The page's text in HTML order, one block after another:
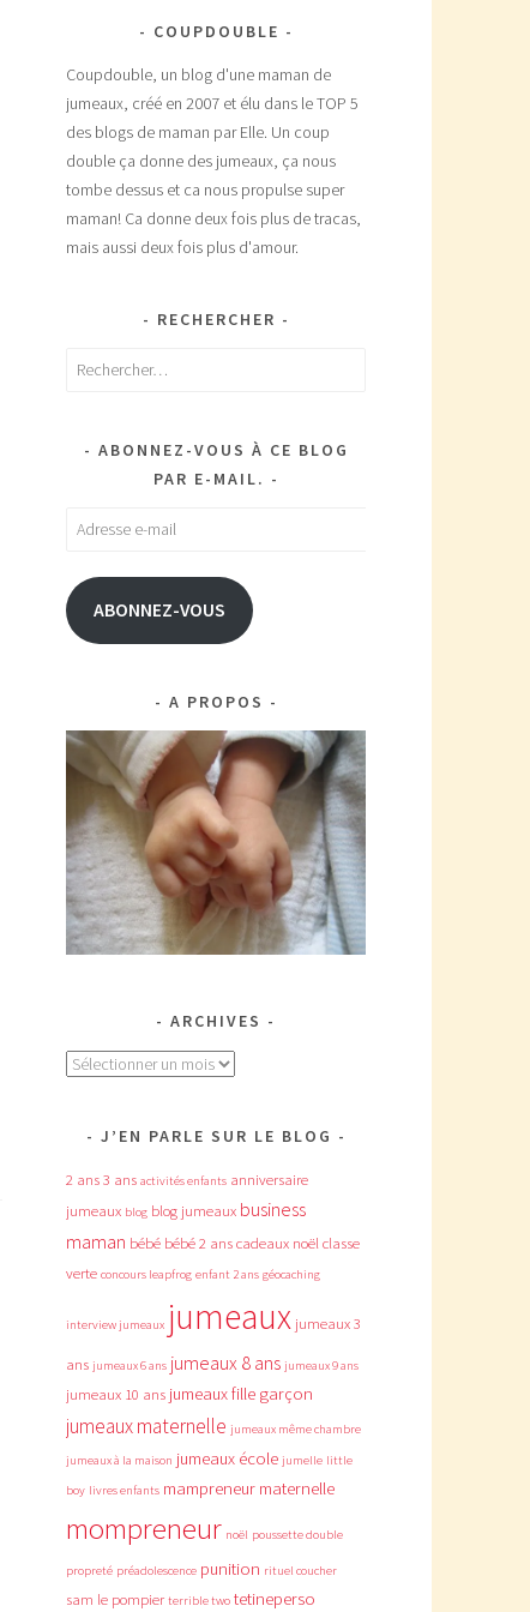
COUPDOUBLE
Coupdouble, un blog d'une maman de
jumeaux, créé en 2007 et élu dans le TOP 5
des blogs de maman par Elle. Un coup
double ça donne des jumeaux, ça nous
tombe dessus et ca nous propulse super
maman! Ca donne deux fois plus de tracas,
mais aussi deux fois plus d'amour.
RECHERCHER
Rechercher :
ABONNEZ-VOUS À CE BLOG
PAR E-MAIL.
Adresse
mail
ABONNEZ-VOUS
A PROPOS
ARCHIVES
Archives
J’EN PARLE SUR LE BLOG
2 ans3 ans activités enfants anniversaire
jumeaux blog blog jumeaux business
maman bébé bébé 2 anscadeaux noëlclasse
verte concours leapfrog enfant 2 ans géocaching
interview jumeaux jumeaux jumeaux 3
ans jumeaux 6 ans jumeaux 8 ans jumeaux 9 ans
jumeaux 10 ans jumeaux fille garçon
jumeaux maternelle jumeaux même chambre
jumeaux à la maison jumeaux école jumelle little
boy livres enfants mampreneur maternelle
mompreneur noël poussette double
propreté préadolescence punition rituel coucher
sam le pompier terrible two tetineperso